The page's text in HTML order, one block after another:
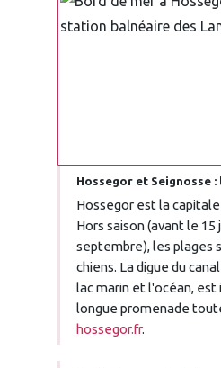
Hossegor et Seignosse
Hossegor est la
Hors saison (avant le 15
septembre), les plages
chiens. La digue du
lac marin et l'océan, est
longue promenade
hossegor.fr.